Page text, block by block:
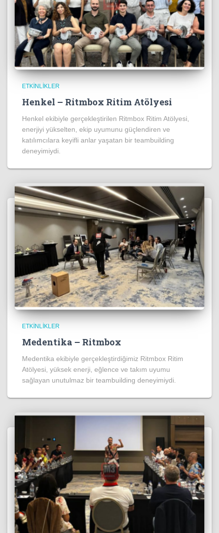
ETKINLIKLER
Henkel – Ritmbox Ritim Atölyesi
Henkel ekibiyle gerçekleştirilen Ritmbox Ritim Atölyesi,
enerjiyi yükselten, ekip uyumunu güçlendiren ve
katılımcılara keyifli anlar yaşatan bir teambuilding
deneyimiydi.
ETKINLIKLER
Medentika – Ritmbox
Medentika ekibiyle gerçekleştirdiğimiz Ritmbox Ritim
Atölyesi, yüksek enerji, eğlence ve takım uyumu
sağlayan unutulmaz bir teambuilding deneyimiydi.